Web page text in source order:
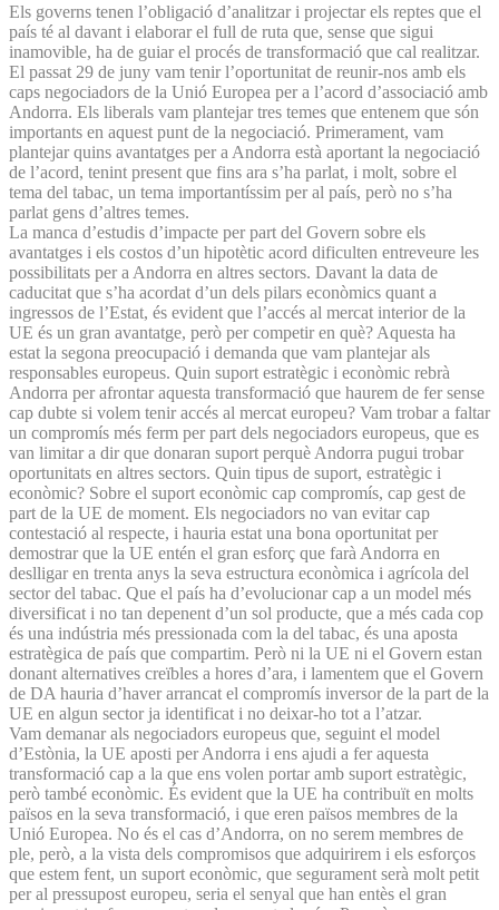
Els governs tenen l’obligació d’analitzar i projectar els reptes que el
país té al davant i elaborar el full de ruta que, sense que sigui
inamovible, ha de guiar el procés de transformació que cal realitzar.
El passat 29 de juny vam tenir l’oportunitat de reunir-nos amb els
caps negociadors de la Unió Europea per a l’acord d’associació amb
Andorra. Els liberals vam plantejar tres temes que entenem que són
importants en aquest punt de la negociació. Primerament, vam
plantejar quins avantatges per a Andorra està aportant la negociació
de l’acord, tenint present que fins ara s’ha parlat, i molt, sobre el
tema del tabac, un tema importantíssim per al país, però no s’ha
parlat gens d’altres temes.
La manca d’estudis d’impacte per part del Govern sobre els
avantatges i els costos d’un hipotètic acord dificulten entreveure les
possibilitats per a Andorra en altres sectors. Davant la data de
caducitat que s’ha acordat d’un dels pilars econòmics quant a
ingressos de l’Estat, és evident que l’accés al mercat interior de la
UE és un gran avantatge, però per competir en què? Aquesta ha
estat la segona preocupació i demanda que vam plantejar als
responsables europeus. Quin suport estratègic i econòmic rebrà
Andorra per afrontar aquesta transformació que haurem de fer sense
cap dubte si volem tenir accés al mercat europeu? Vam trobar a faltar
un compromís més ferm per part dels negociadors europeus, que es
van limitar a dir que donaran suport perquè Andorra pugui trobar
oportunitats en altres sectors. Quin tipus de suport, estratègic i
econòmic? Sobre el suport econòmic cap compromís, cap gest de
part de la UE de moment. Els negociadors no van evitar cap
contestació al respecte, i hauria estat una bona oportunitat per
demostrar que la UE entén el gran esforç que farà Andorra en
deslligar en trenta anys la seva estructura econòmica i agrícola del
sector del tabac. Que el país ha d’evolucionar cap a un model més
diversificat i no tan depenent d’un sol producte, que a més cada cop
és una indústria més pressionada com la del tabac, és una aposta
estratègica de país que compartim. Però ni la UE ni el Govern estan
donant alternatives creïbles a hores d’ara, i lamentem que el Govern
de DA hauria d’haver arrancat el compromís inversor de la part de la
UE en algun sector ja identificat i no deixar-ho tot a l’atzar.
Vam demanar als negociadors europeus que, seguint el model
d’Estònia, la UE aposti per Andorra i ens ajudi a fer aquesta
transformació cap a la que ens volen portar amb suport estratègic,
però també econòmic. És evident que la UE ha contribuït en molts
països en la seva transformació, i que eren països membres de la
Unió Europea. No és el cas d’Andorra, on no serem membres de
ple, però, a la vista dels compromisos que adquirirem i els esforços
que estem fent, un suport econòmic, que segurament serà molt petit
per al pressupost europeu, seria el senyal que han entès el gran